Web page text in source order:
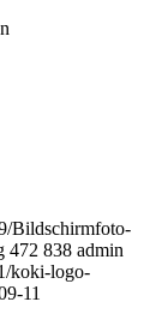
Bildschirmfoto-
472 838 admin
koki-logo-
11